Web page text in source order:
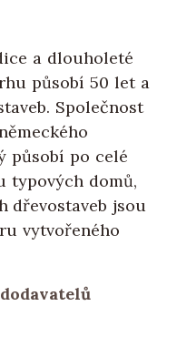
a dlouholeté
působí 50 let a
Společnost
působí po celé
typových domů,
dřevostaveb jsou
vytvořeného